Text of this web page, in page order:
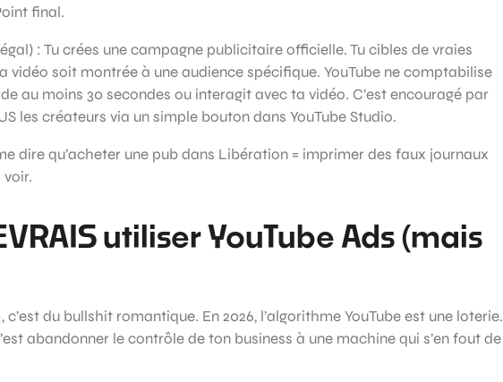
final.
: Tu crées une campagne publicitaire officielle. Tu cibles de vraies
vidéo soit montrée à une audience spécifique. YouTube ne comptabilise
au moins 30 secondes ou interagit avec ta vidéo. C’est encouragé par
les créateurs via un simple bouton dans YouTube Studio.
dire qu’acheter une pub dans Libération = imprimer des faux journaux
voir.
utiliser YouTube Ads (mais
c’est du bullshit romantique. En 2026, l’algorithme YouTube est une loterie.
abandonner le contrôle de ton business à une machine qui s’en fout de